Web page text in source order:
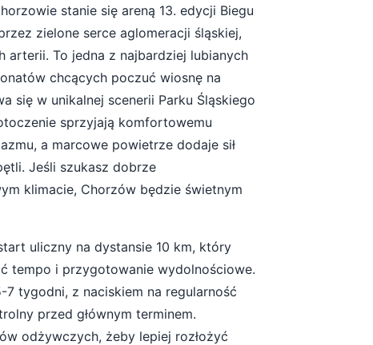
stanie się areną 13. edycji Biegu
zielone serce aglomeracji śląskiej,
To jedna z najbardziej lubianych
chcących poczuć wiosnę na
się w unikalnej scenerii Parku Śląskiego
sprzyjają komfortowemu
a marcowe powietrze dodaje sił
Jeśli szukasz dobrze
klimacie, Chorzów będzie świetnym
uliczny na dystansie 10 km, który
tempo i przygotowanie wydolnościowe.
7 tygodni, z naciskiem na regularność
przed głównym terminem.
odżywczych, żeby lepiej rozłożyć